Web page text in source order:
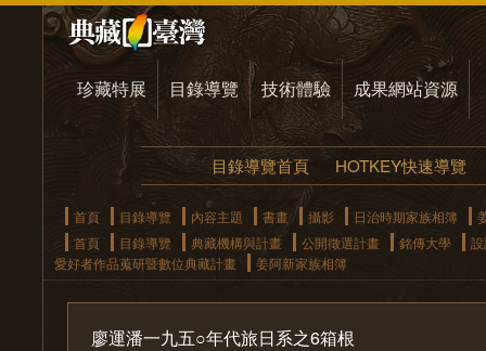
珍藏特展 目錄導覽 技術體驗 成果網站資源
目錄導覽首頁 HOTKEY快速導覽
首頁 目錄導覽 內容主題 書畫 攝影 日治時期家族相簿
首頁
目錄導覽 典藏機構與計畫 公開徵選計畫 銘傳大學
愛好者作品蒐研暨數位典藏計畫
姜阿新家族相簿
廖運潘一九五○年代旅日系之6箱根